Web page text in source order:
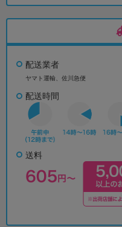
配送業者
ヤマト運輸、佐川急便
配送時間
送料